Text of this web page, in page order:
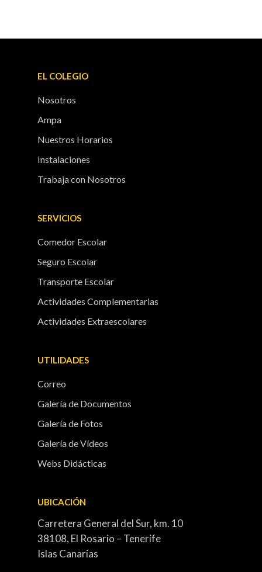
EL COLEGIO
Nosotros
Ampa
Nuestros Horarios
Instalaciones
Trabaja con Nosotros
SERVICIOS
Comedor Escolar
Seguro Escolar
Transporte Escolar
Actividades Complementarias
Actividades Extraescolares
UTILIDADES
Correo
Galería de Documentos
Galería de Fotos
Galería de Vídeos
Webs Didácticas
UBICACIÓN
Carretera General del Sur, km. 10
38108, El Rosario – Tenerife
Islas Canarias